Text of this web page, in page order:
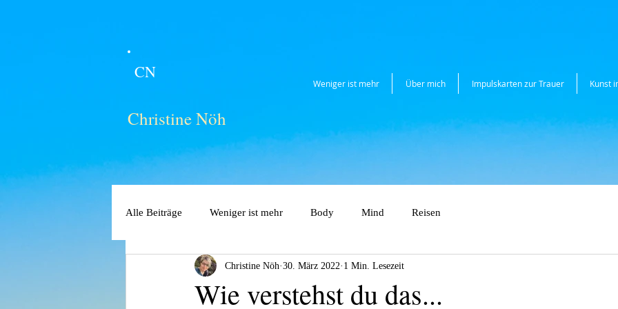
Weniger ist mehr Über mich Impulskarten zur Trauer Kunst
CN
Christine Nöh
Alle Beiträge Weniger ist mehr Body Mind Reisen
Wie verstehst du das...
Christine Nöh 30. März 2022 1 Min. Lesezeit